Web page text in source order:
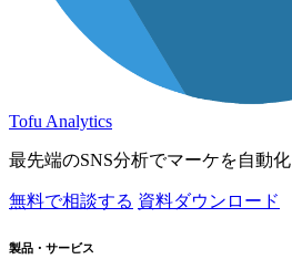
Tofu Analytics
最先端のSNS分析でマーケを自動化
無料で相談する 資料ダウンロード
製品・サービス